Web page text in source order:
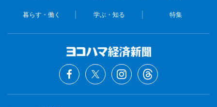
暮らす・働く 学ぶ・知る 特集